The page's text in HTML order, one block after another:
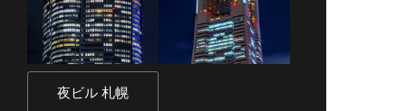
夜ビル 札幌